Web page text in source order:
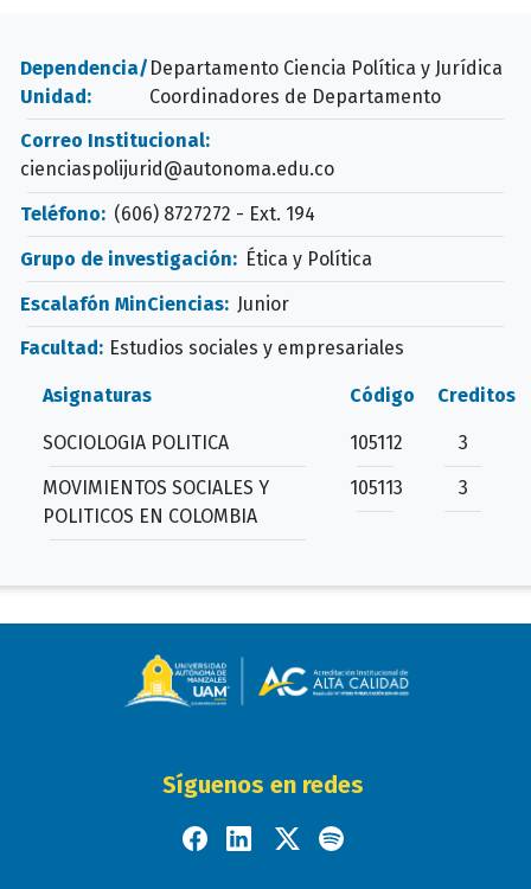
Dependencia/
Unidad:
Departamento Ciencia Política y Jurídica
Coordinadores de Departamento
Correo Institucional:
cienciaspolijurid@autonoma.edu.co
Teléfono: (606) 8727272 - Ext. 194
Grupo de investigación: Ética y Política
Escalafón MinCiencias: Junior
Facultad: Estudios sociales y empresariales
Asignaturas Código Creditos
SOCIOLOGIA POLITICA 105112
3
MOVIMIENTOS SOCIALES Y
POLITICOS EN COLOMBIA
105113 3
Síguenos en redes